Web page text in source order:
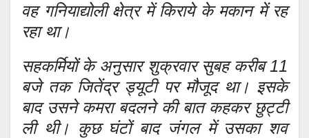
वह गनियाद्योली क्षेत्र में किराये के मकान में रह
रहा था।
सहकर्मियों के अनुसार शुक्रवार सुबह करीब 11
बजे तक जितेंद्र ड्यूटी पर मौजूद था। इसके
बाद उसने कमरा बदलने की बात कहकर छुट्टी
ली थी। कुछ घंटों बाद जंगल में उसका शव